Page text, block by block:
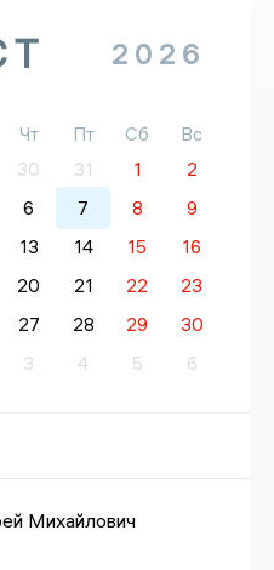
2026
Чт Пт Сб
Вс
30 31 1
2
6 7 8
9
13 14 15
16
20 21 22
23
27 28 29
30
3 4 5 6
Михайлович